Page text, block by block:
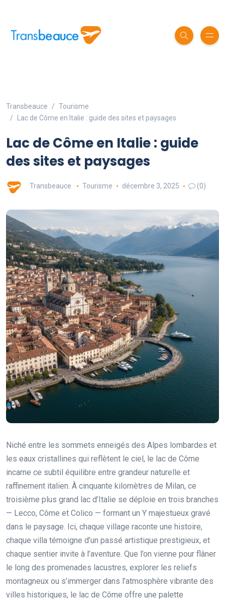
Transbeauce
Tourisme
Lac de Côme en Italie : guide des sites et paysages
Lac de Côme en Italie : guide
des sites et paysages
Transbeauce Tourisme décembre 3, 2025 (0)
Niché entre les sommets enneigés des Alpes lombardes et
les eaux cristallines qui reflètent le ciel, le lac de Côme
incarne ce subtil équilibre entre grandeur naturelle et
raffinement italien. À cinquante kilomètres de Milan, ce
troisième plus grand lac d’Italie se déploie en trois branches
— Lecco, Côme et Colico — formant un Y majestueux gravé
dans le paysage. Ici, chaque village raconte une histoire,
chaque villa témoigne d’un passé artistique prestigieux, et
chaque sentier invite à l’aventure. Que l’on vienne pour flâner
le long des promenades lacustres, explorer les reliefs
montagneux ou s’immerger dans l’atmosphère vibrante des
villes historiques, le lac de Côme offre une palette